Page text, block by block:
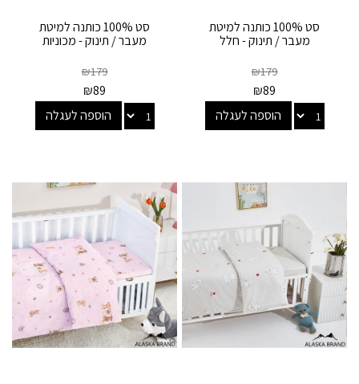
סט 100% כותנה למיטת
מעבר / תינוק - חלל
₪179
₪89
הוספה לעגלה
סט 100% כותנה למיטת
מעבר / תינוק - מכוניות
₪179
₪89
הוספה לעגלה